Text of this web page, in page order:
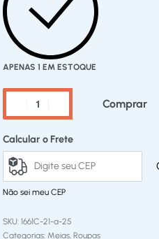
APENAS 1 EM ESTOQUE
Comprar
Calcular o Frete
Não sei meu CEP
1661C-21-a-25
Categorias: Meias, Roupas